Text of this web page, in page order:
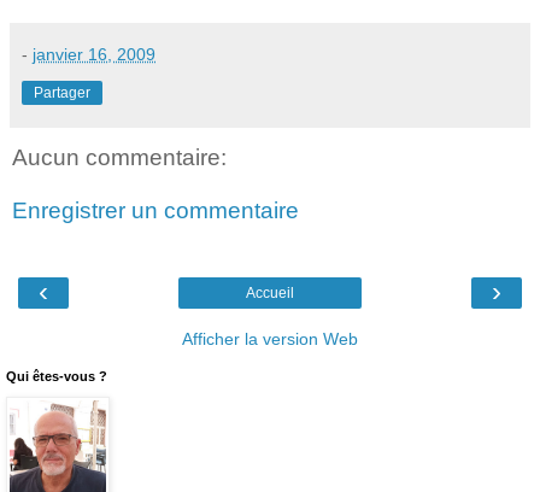
- janvier 16, 2009
Partager
Aucun commentaire:
Enregistrer un commentaire
‹ ›
Accueil
Afficher la version Web
Qui êtes-vous ?